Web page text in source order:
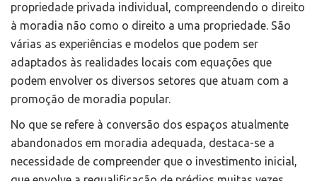
propriedade privada individual, compreendendo o direito
à moradia não como o direito a uma propriedade. São
várias as experiências e modelos que podem ser
adaptados às realidades locais com equações que
podem envolver os diversos setores que atuam com a
promoção de moradia popular.
No que se refere à conversão dos espaços atualmente
abandonados em moradia adequada, destaca-se a
necessidade de compreender que o investimento inicial,